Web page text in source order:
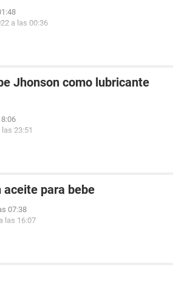
a las 00:36
Jhonson como lubricante
23:51
aceite para bebe
07:38
las 16:07